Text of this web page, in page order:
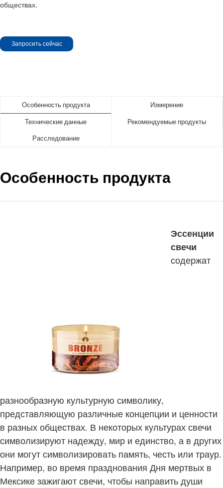
обществах.
Запросить сейчас
Особенность продукта Измерение
Технические данные Рекомендуемые продукты
Расследование
Особенность продукта
Эссенции
свечи
содержат
разнообразную культурную символику,
представляющую различные концепции и ценности
в разных обществах. В некоторых культурах свечи
символизируют надежду, мир и единство, а в других
они могут символизировать память, честь или траур.
Например, во время празднования Дня мертвых в
Мексике зажигают свечи, чтобы направить души